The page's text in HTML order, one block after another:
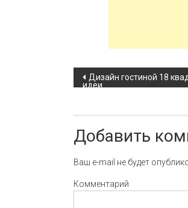
Навигация
Дизайн гостиной 18
идеи
Добавить
Ваш e-mail не будет
Комментарий